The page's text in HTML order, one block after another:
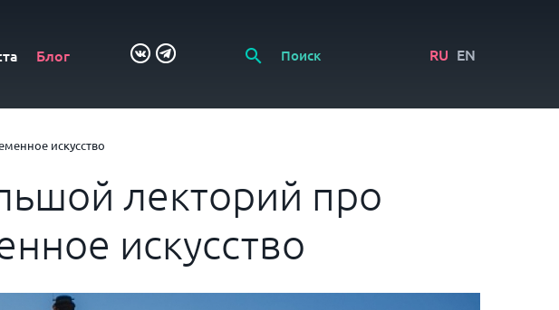
Блог RU EN
искусство
лекторий про
искусство